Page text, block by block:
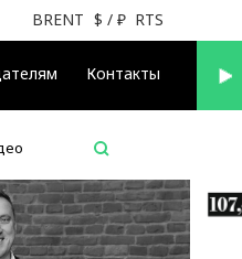
Контакты
BRENT $ / ₽ RTS